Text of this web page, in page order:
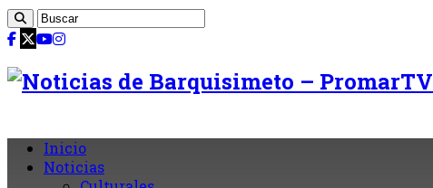
Inicio
Noticias